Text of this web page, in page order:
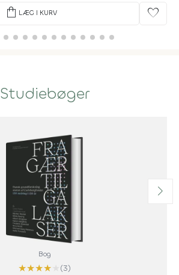
shopping_bag LÆG I KURV favorite
Studiebøger
Bog
★★★★
(3)